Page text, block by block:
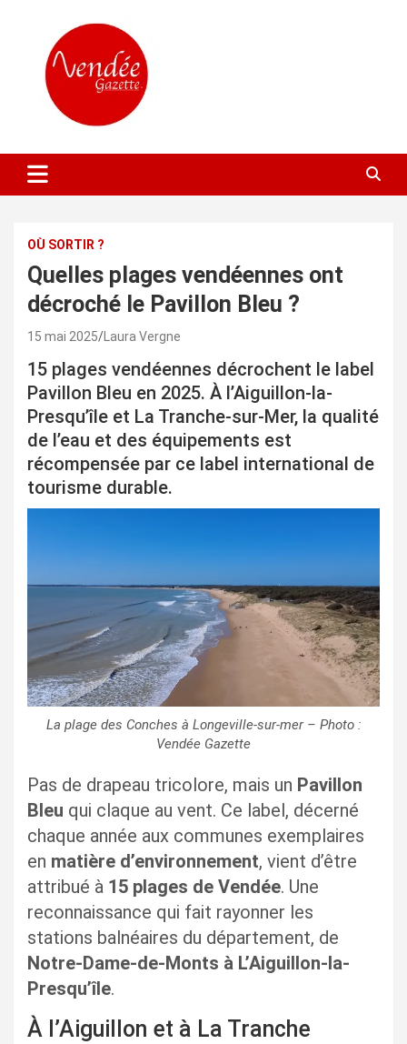
Vendée Gazette
OÙ SORTIR ?
Quelles plages vendéennes ont
décroché le Pavillon Bleu ?
15 mai 2025 Laura Vergne
15 plages vendéennes décrochent le label
Pavillon Bleu en 2025. À l’Aiguillon-la-
Presqu’île et La Tranche-sur-Mer, la qualité
de l’eau et des équipements est
récompensée par ce label international de
tourisme durable.
La plage des Conches à Longeville-sur-mer – Photo :
Vendée Gazette
Pas de drapeau tricolore, mais un Pavillon
Bleu qui claque au vent. Ce label, décerné
chaque année aux communes exemplaires
en matière d’environnement, vient d’être
attribué à 15 plages de Vendée. Une
reconnaissance qui fait rayonner les
stations balnéaires du département, de
Notre-Dame-de-Monts à L’Aiguillon-la-
Presqu’île.
À l’Aiguillon et à La Tranche